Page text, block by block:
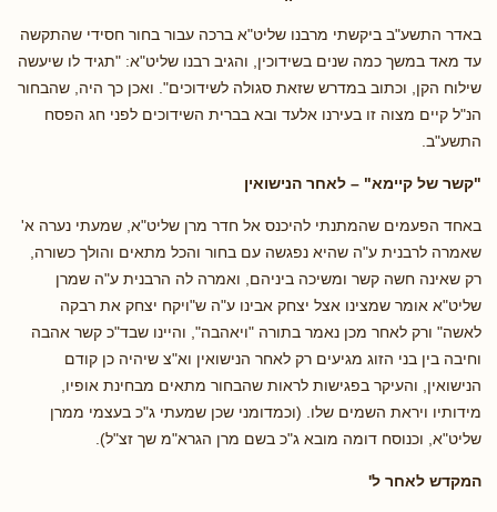
באדר התשע"ב ביקשתי מרבנו שליט"א ברכה עבור בחור חסידי שהתקשה
עד מאד במשך כמה שנים בשידוכין, והגיב רבנו שליט"א: "תגיד לו שיעשה
שילוח הקן, וכתוב במדרש שזאת סגולה לשידוכים". ואכן כך היה, שהבחור
הנ"ל קיים מצוה זו בעירנו אלעד ובא בברית השידוכים לפני חג הפסח
התשע"ב.
"קשר של קיימא" – לאחר הנישואין
באחד הפעמים שהמתנתי להיכנס אל חדר מרן שליט"א, שמעתי נערה א'
שאמרה לרבנית ע"ה שהיא נפגשה עם בחור והכל מתאים והולך כשורה,
רק שאינה חשה קשר ומשיכה ביניהם, ואמרה לה הרבנית ע"ה שמרן
שליט"א אומר שמצינו אצל יצחק אבינו ע"ה ש"ויקח יצחק את רבקה
לאשה" ורק לאחר מכן נאמר בתורה "ויאהבה", והיינו שבד"כ קשר אהבה
וחיבה בין בני הזוג מגיעים רק לאחר הנישואין וא"צ שיהיה כן קודם
הנישואין, והעיקר בפגישות לראות שהבחור מתאים מבחינת אופיו,
מידותיו ויראת השמים שלו. (וכמדומני שכן שמעתי ג"כ בעצמי ממרן
שליט"א, וכנוסח דומה מובא ג"כ בשם מרן הגרא"מ שך זצ"ל).
המקדש לאחר ל'